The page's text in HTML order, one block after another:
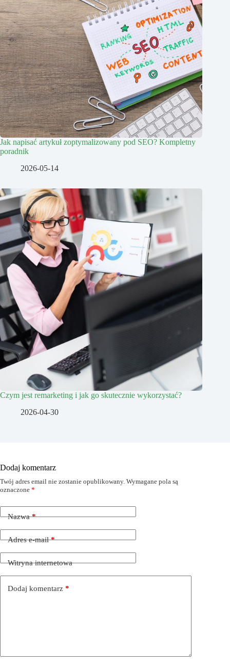
Jak napisać artykuł zoptymalizowany pod SEO? Kompletny
poradnik
2026-05-14
Czym jest remarketing i jak go skutecznie wykorzystać?
2026-04-30
Dodaj komentarz
Twój adres email nie zostanie opublikowany. Wymagane pola są
oznaczone *
Nazwa*
Adres e-mail*
Witryna internetowa
Dodaj komentarz *